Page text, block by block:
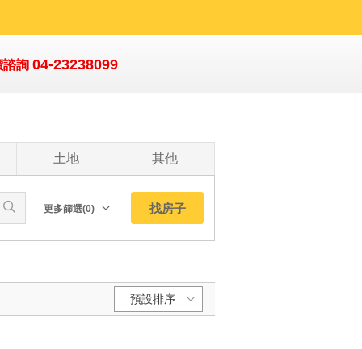
諮詢 04-23238099
土地 其他
更多篩選(0) 找房子
東
預設排序